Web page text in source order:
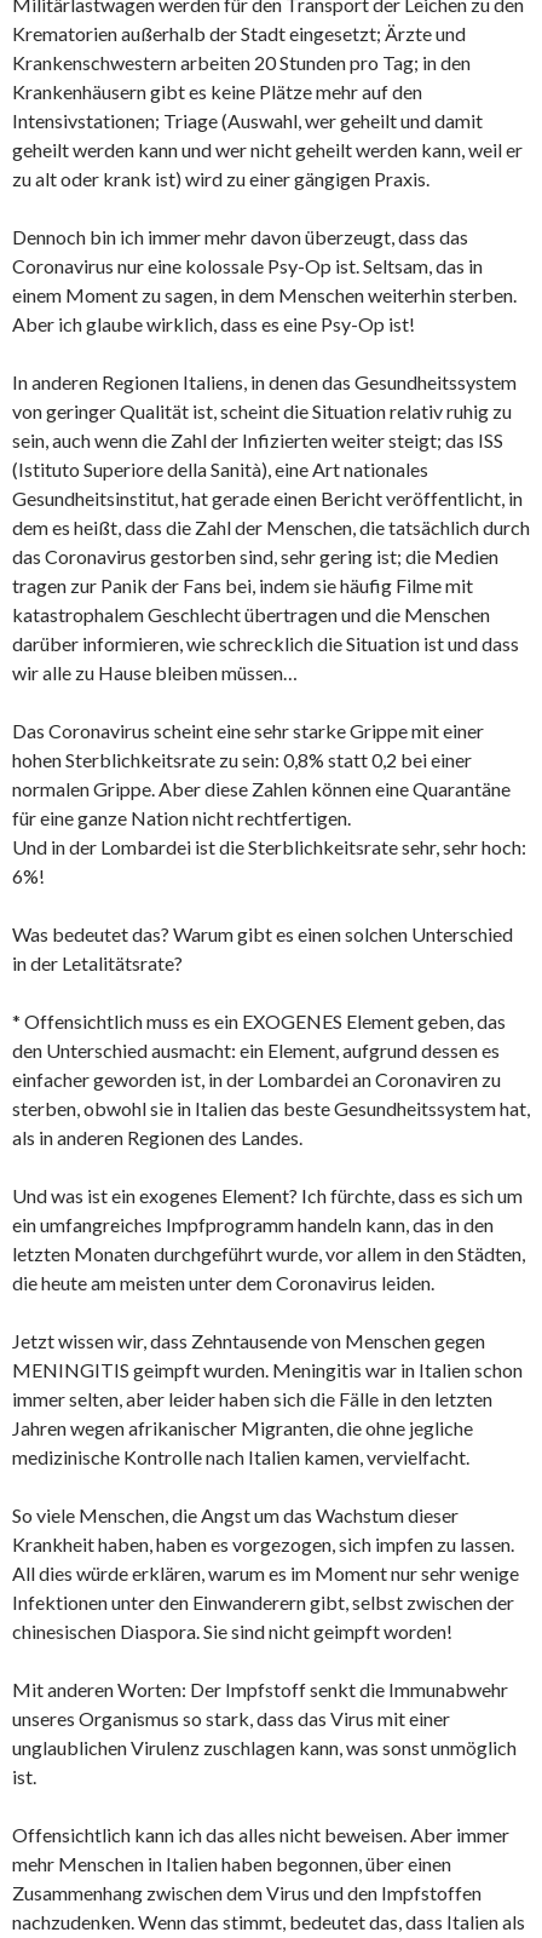
Krematorien außerhalb der Stadt eingesetzt; Ärzte und
Krankenschwestern arbeiten 20 Stunden pro Tag; in den
Krankenhäusern gibt es keine Plätze mehr auf den
Intensivstationen; Triage (Auswahl, wer geheilt und damit
geheilt werden kann und wer nicht geheilt werden kann, weil er
zu alt oder krank ist) wird zu einer gängigen Praxis.
Dennoch bin ich immer mehr davon überzeugt, dass das
Coronavirus nur eine kolossale Psy-Op ist. Seltsam, das in
einem Moment zu sagen, in dem Menschen weiterhin sterben.
Aber ich glaube wirklich, dass es eine Psy-Op ist!
In anderen Regionen Italiens, in denen das Gesundheitssystem
von geringer Qualität ist, scheint die Situation relativ ruhig zu
sein, auch wenn die Zahl der Infizierten weiter steigt; das ISS
(Istituto Superiore della Sanità), eine Art nationales
Gesundheitsinstitut, hat gerade einen Bericht veröffentlicht, in
dem es heißt, dass die Zahl der Menschen, die tatsächlich durch
das Coronavirus gestorben sind, sehr gering ist; die Medien
tragen zur Panik der Fans bei, indem sie häufig Filme mit
katastrophalem Geschlecht übertragen und die Menschen
darüber informieren, wie schrecklich die Situation ist und dass
wir alle zu Hause bleiben müssen…
Das Coronavirus scheint eine sehr starke Grippe mit einer
hohen Sterblichkeitsrate zu sein: 0,8% statt 0,2 bei einer
normalen Grippe. Aber diese Zahlen können eine Quarantäne
für eine ganze Nation nicht rechtfertigen.
Und in der Lombardei ist die Sterblichkeitsrate sehr, sehr hoch:
6%!
Was bedeutet das? Warum gibt es einen solchen Unterschied
in der Letalitätsrate?
* Offensichtlich muss es ein EXOGENES Element geben, das
den Unterschied ausmacht: ein Element, aufgrund dessen es
einfacher geworden ist, in der Lombardei an Coronaviren zu
sterben, obwohl sie in Italien das beste Gesundheitssystem hat,
als in anderen Regionen des Landes.
Und was ist ein exogenes Element? Ich fürchte, dass es sich um
ein umfangreiches Impfprogramm handeln kann, das in den
letzten Monaten durchgeführt wurde, vor allem in den Städten,
die heute am meisten unter dem Coronavirus leiden.
Jetzt wissen wir, dass Zehntausende von Menschen gegen
MENINGITIS geimpft wurden. Meningitis war in Italien schon
immer selten, aber leider haben sich die Fälle in den letzten
Jahren wegen afrikanischer Migranten, die ohne jegliche
medizinische Kontrolle nach Italien kamen, vervielfacht.
So viele Menschen, die Angst um das Wachstum dieser
Krankheit haben, haben es vorgezogen, sich impfen zu lassen.
All dies würde erklären, warum es im Moment nur sehr wenige
Infektionen unter den Einwanderern gibt, selbst zwischen der
chinesischen Diaspora. Sie sind nicht geimpft worden!
Mit anderen Worten: Der Impfstoff senkt die Immunabwehr
unseres Organismus so stark, dass das Virus mit einer
unglaublichen Virulenz zuschlagen kann, was sonst unmöglich
ist.
Offensichtlich kann ich das alles nicht beweisen. Aber immer
mehr Menschen in Italien haben begonnen, über einen
Zusammenhang zwischen dem Virus und den Impfstoffen
nachzudenken. Wenn das stimmt, bedeutet das, dass Italien als